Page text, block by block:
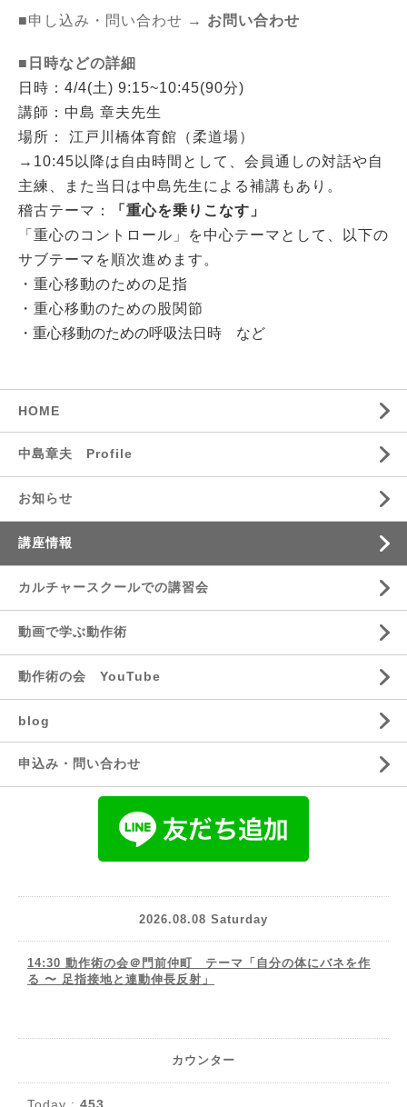
■申し込み・問い合わせ → お問い合わせ
■日時などの詳細
日時：4/4(土) 9:15~10:45(90分)
講師：中島 章夫先生
場所： 江戸川橋体育館（柔道場）
→10:45以降は自由時間として、会員通しの対話や自
主練、また当日は中島先生による補講もあり。
稽古テーマ：
「重心を乗りこなす」
「重心のコントロール」を中心テーマとして、以下の
サブテーマを順次進めます。
・重心移動のための足指
・重心移動のための股関節
・重心移動のための呼吸法日時 など
HOME
中島章夫 Profile
お知らせ
講座情報
カルチャースクールでの講習会
動画で学ぶ動作術
動作術の会 YouTube
blog
申込み・問い合わせ
2026.08.08 Saturday
14:30 動作術の会＠門前仲町 テーマ「自分の体にバネを作
る 〜 足指接地と連動伸長反射」
カウンター